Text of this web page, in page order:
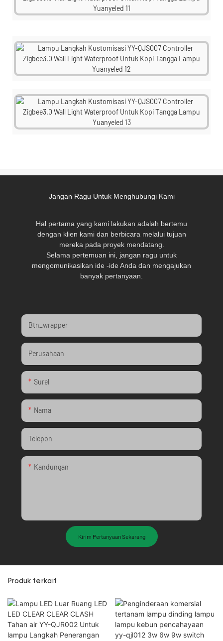
Jangan Ragu Untuk Menghubungi Kami
Hal pertama yang kami lakukan adalah bertemu
dengan klien kami dan berbicara melalui tujuan
mereka pada proyek mendatang.
Selama pertemuan ini, jangan ragu untuk
mengomunikasikan ide -ide Anda dan mengajukan
banyak pertanyaan.
Btn_wrapper
Perusahaan
Surel
Nama
Telepon
Kandungan
Kirim Pertanyaan Sekarang
Produk terkait